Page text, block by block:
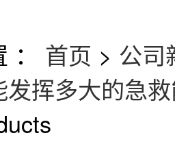
首页 > 公司
挥多大的急